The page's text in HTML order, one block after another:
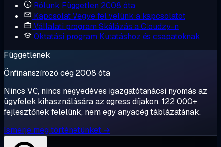
Rólunk Független 2008 óta
KapcsolatVegye fel velünk a kapcsolatot
Vállalati program Skálázás a Cloudzy-n
Oktatási program Kutatáshoz és csapatoknak
Függetlenek
Önfinanszírozó cég 2008 óta
Nincs VC, nincs negyedéves igazgatótanácsi nyomás az
ügyfelek kihasználására az egress díjakon. 122 000+
fejlesztőnek felelünk, nem egy anyacég táblázatának.
Ismerje meg történetünket →